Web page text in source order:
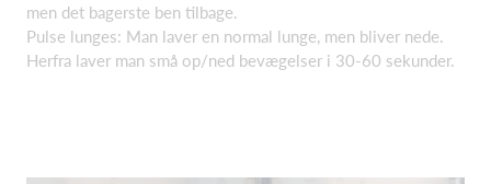
men det bagerste ben tilbage.
Pulse lunges: Man laver en normal lunge, men bliver nede.
Herfra laver man små op/ned bevægelser i 30-60 sekunder.